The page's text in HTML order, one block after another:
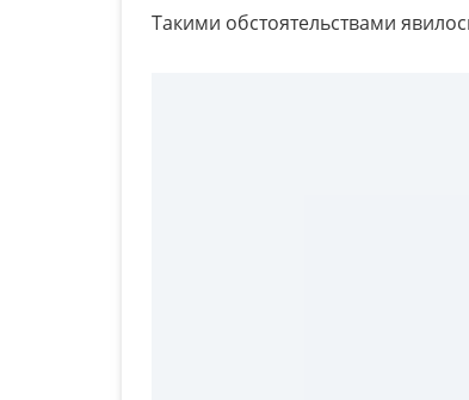
Такими обстоятельствами